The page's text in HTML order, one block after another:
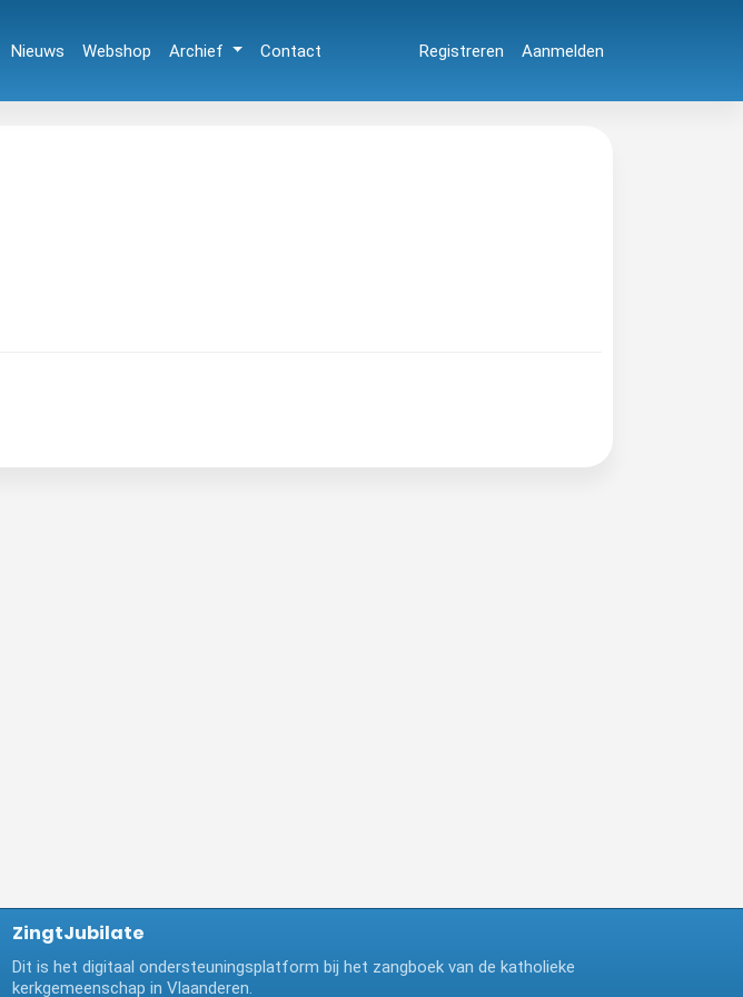
Nieuws Webshop Archief Contact Registreren Aanmelden
ZingtJubilate
Dit is het digitaal ondersteuningsplatform bij het zangboek van de katholieke
kerkgemeenschap in Vlaanderen.